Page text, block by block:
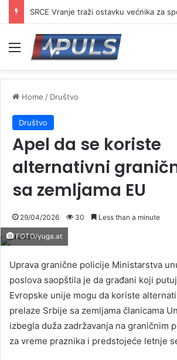
Menu
Home / Društvo
Društvo
Apel da se koriste
alternativni
sa zemljama EU
29/04/2026 30 Less than a minute
FOTO/yuga.at
Uprava granične policije Ministarstva
poslova saopštila je da građani koji
Evropske unije mogu da koriste
prelaze Srbije sa zemljama članicama
izbegla duža zadržavanja na graničnim
za vreme praznika i predstojeće letnje